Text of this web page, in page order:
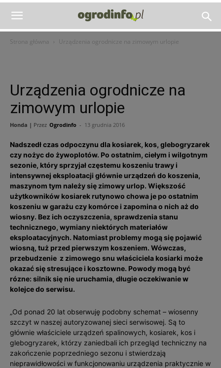
Strona główna Urządzenia ogrodnicze na zimowym urlopie
Urządzenia ogrodnicze na
zimowym urlopie
Honda | Przez Ogrodinfo - 13 grudnia 2016
Nadszedł czas odpoczynu dla kosiarek, kos, glebogryzarek
czy nożyc do żywoplotów. Po ostatnim, ciełym i wilgotnym
sezonie, który sprzyjał częstemu koszeniu trawy i
intensywnej eksploatacji głównie urządzeń do koszenia,
maszynom tym należy się zimowy urlop. Większość
użytkowników kosiarek rutynowo chowa je po ostatnim
koszeniu w garażu czy komórce i zapomina o nich aż do
wiosny. Bez ich oczyszczenia, sprawdzenia stanu
technicznego, wymiany niektórych materiałów
eksploatacyjnych. Natomiast problemy mogą się pojawić
wiosną, tuż przed pierwszym koszeniem. Wówczas,
przebudzenie z zimowego snu właściciela kosiarki może
okazać się stresujące i kosztowne. Powody mogą być
rózne: silnik się nie uruchamia, długie oczekiwanie w
kolejce do serwisu.
„Od ponad 20 lat obserwuję podobny schemat – wiosenny
szczyt w naszej autoryzowanej sieci serwisowej. Są to
głównie właściciele urządzeń spalinowych, kosiarek, kos i
glebogryzarek, którzy zaniedbali ich przegląd techniczny na
zakończenie poprzedniego sezonu i stwierdzają
nieprawidłowości w funkcjonowaniu urządzenia praktycznie w